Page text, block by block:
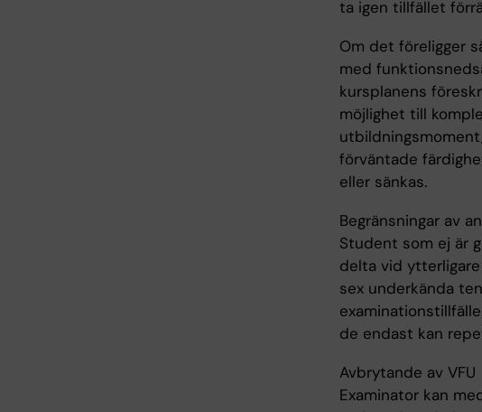
ta igen tillfället
Om det föreligger
med
kursplanens
möjlighet till
förväntade
eller sänkas.
Begränsningar av
Student som ej är
delta vid
sex underkända
de endast kan
Avbrytande av VFU
Examinator kan